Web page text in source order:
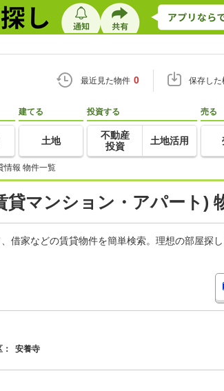
最近見た物件 0 保存した
建てる
土地
投資する
不動産
投資
土地活用
売る
情報 物件一覧
貸マンション・アパート)
借家などの賃貸物件を簡単検索。理想の部屋探
安養寺